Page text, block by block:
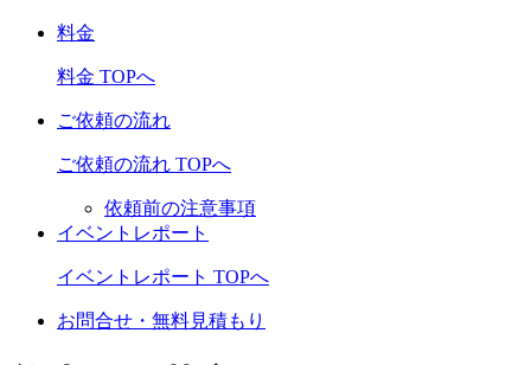
料金
料金 TOPへ
ご依頼の流れ
ご依頼の流れ TOPへ
依頼前の注意事項
イベントレポート
イベントレポート TOPへ
お問合せ・無料見積もり